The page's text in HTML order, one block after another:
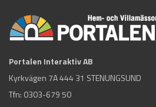
Portalen Interaktiv AB
Kyrkvägen 7A 444 31 STENUNGSUND
Tfn: 0303-679 50